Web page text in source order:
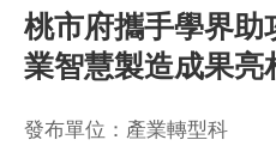
桃市府攜手學界助
業智慧製造成果亮
發布單位：產業轉型科